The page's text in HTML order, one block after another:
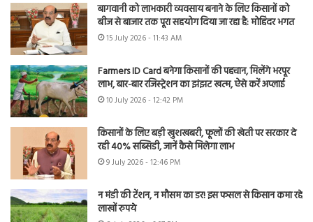
बागवानी को लाभकारी व्यवसाय बनाने के लिए किसानों को
बीज से बाजार तक पूरा सहयोग दिया जा रहा है: मोहिंदर भगत
15 July 2026 - 11:43 AM
Farmers ID Card बनेगा किसानों की पहचान, मिलेंगे भरपूर
लाभ, बार-बार रजिस्ट्रेशन का झंझट खत्म, ऐसे करें अप्लाई
10 July 2026 - 12:42 PM
किसानों के लिए बड़ी खुशखबरी, फूलों की खेती पर सरकार दे
रही 40% सब्सिडी, जानें कैसे मिलेगा लाभ
9 July 2026 - 12:46 PM
न मंडी की टेंशन, न मौसम का डर! इस फसल से किसान कमा रहे
लाखों रुपये